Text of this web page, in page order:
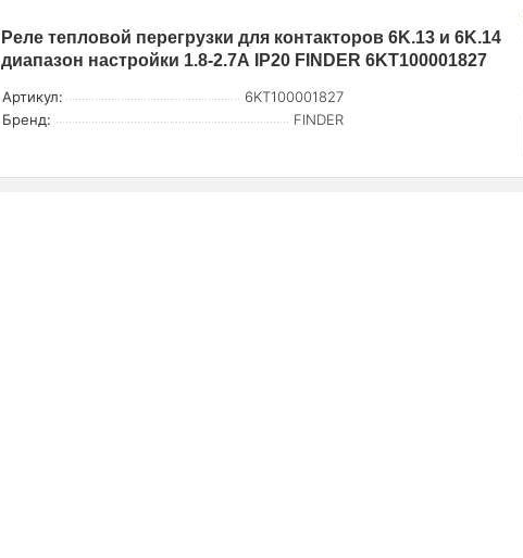
Реле тепловой перегрузки для контакторов 6K.13 и 6K.14
диапазон настройки 1.8-2.7А IP20 FINDER 6KT100001827
Артикул:
6KT100001827
Бренд:
FINDER